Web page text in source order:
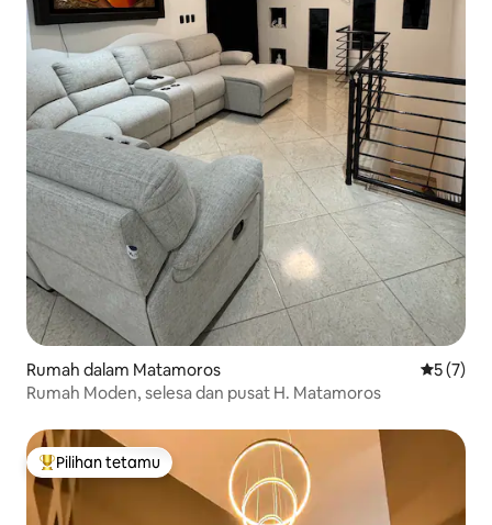
Rumah dalam Matamoros
5 (7)
Rumah Moden, selesa dan pusat H. Matamoros
Pilihan utama tetamu
Pilihan tetamu